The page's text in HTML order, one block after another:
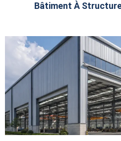
Bâtiment À